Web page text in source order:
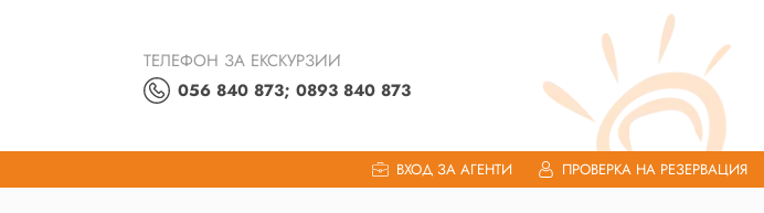
ТЕЛЕФОН ЗА ЕКСКУРЗИИ
056 840 873; 0893 840 873
ВХОД ЗА АГЕНТИ ПРОВЕРКА НА РЕЗЕРВАЦИЯ